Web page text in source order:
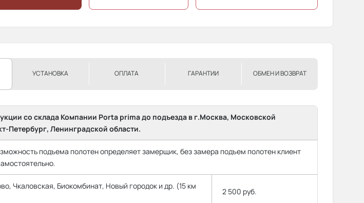
УСТАНОВКА ОПЛАТА ГАРАНТИИ ОБМЕН И ВОЗВРАТ
со склада Компании Porta prima до подъезда в г.Москва, Московской
Петербург, Ленинградской области.
подъема полотен определяет замерщик, без замера подъем полотен клиент
Чкаловская, Биокомбинат, Новый городок и др. (15 км
2 500 руб.